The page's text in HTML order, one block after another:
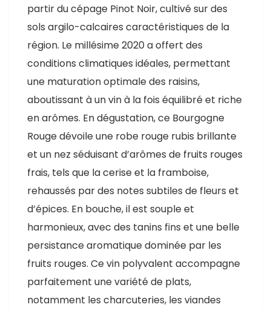
partir du cépage Pinot Noir, cultivé sur des
sols argilo-calcaires caractéristiques de la
région. Le millésime 2020 a offert des
conditions climatiques idéales, permettant
une maturation optimale des raisins,
aboutissant à un vin à la fois équilibré et riche
en arômes. En dégustation, ce Bourgogne
Rouge dévoile une robe rouge rubis brillante
et un nez séduisant d’arômes de fruits rouges
frais, tels que la cerise et la framboise,
rehaussés par des notes subtiles de fleurs et
d’épices. En bouche, il est souple et
harmonieux, avec des tanins fins et une belle
persistance aromatique dominée par les
fruits rouges. Ce vin polyvalent accompagne
parfaitement une variété de plats,
notamment les charcuteries, les viandes